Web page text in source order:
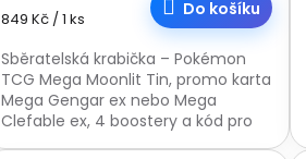
Měrná
849 Kč / 1 ks Do košíku
Sběratelská krabička – Pokémon
TCG Mega Moonlit Tin, promo karta
Mega Gengar ex nebo Mega
Clefable ex, 4 boostery a kód pro